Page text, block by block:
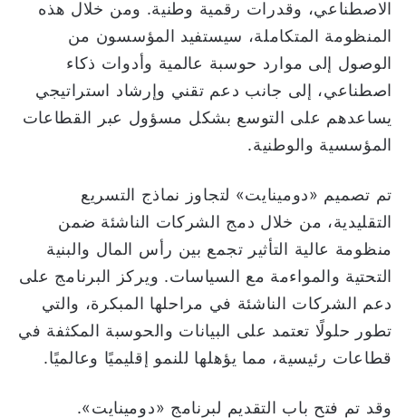
الاصطناعي، وقدرات رقمية وطنية. ومن خلال هذه
المنظومة المتكاملة، سيستفيد المؤسسون من
الوصول إلى موارد حوسبة عالمية وأدوات ذكاء
اصطناعي، إلى جانب دعم تقني وإرشاد استراتيجي
يساعدهم على التوسع بشكل مسؤول عبر القطاعات
المؤسسية والوطنية.
تم تصميم «دومينايت» لتجاوز نماذج التسريع
التقليدية، من خلال دمج الشركات الناشئة ضمن
منظومة عالية التأثير تجمع بين رأس المال والبنية
التحتية والمواءمة مع السياسات. ويركز البرنامج على
دعم الشركات الناشئة في مراحلها المبكرة، والتي
تطور حلولًا تعتمد على البيانات والحوسبة المكثفة في
قطاعات رئيسية، مما يؤهلها للنمو إقليميًا وعالميًا.
وقد تم فتح باب التقديم لبرنامج «دومينايت».